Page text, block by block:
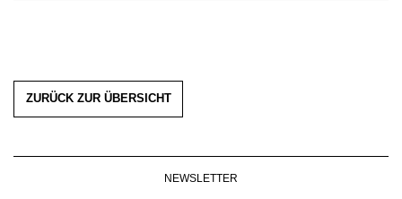
ZURÜCK ZUR ÜBERSICHT
NEWSLETTER